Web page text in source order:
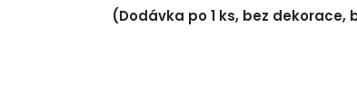
(Dodávka po 1 ks, bez dekorace,